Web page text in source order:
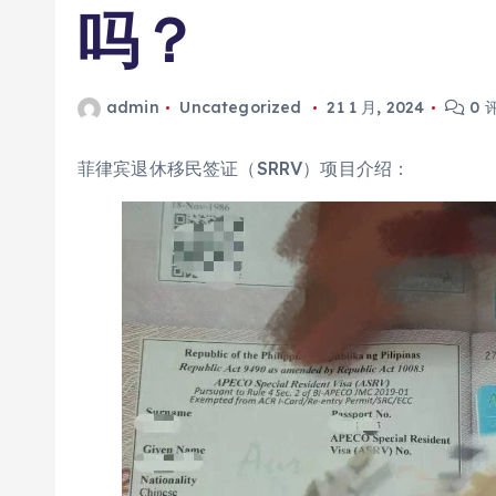
吗？
admin Uncategorized 21 1 月, 2024 0
菲律宾退休移民签证（SRRV）项目介绍：